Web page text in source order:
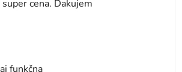
cena. Dakujem
je 5 z 5 hviezdičiek.
funkčna